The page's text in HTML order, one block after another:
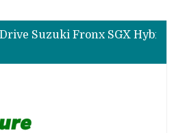
Beli Mobil Jangan Cuma Lihat Cicilan, TAF dan OJK Tekankan Pentingnya Literasi Keuangan
Beli Mobil Jangan Cuma Lihat Cicilan, TAF dan OJK Tekankan Pentingnya Literasi Keuangan